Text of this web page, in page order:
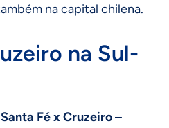
na capital chilena.
na Sul-
Fé x Cruzeiro–